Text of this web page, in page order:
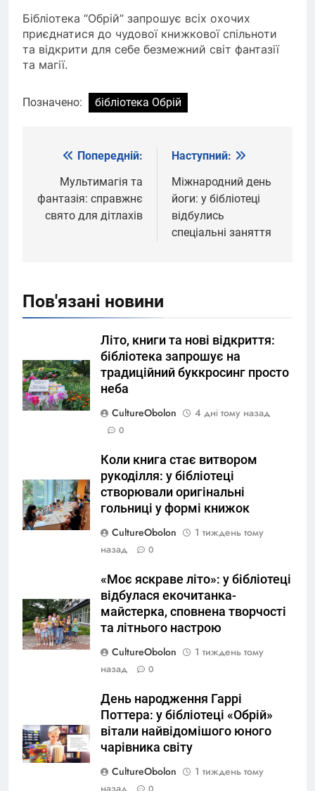
Бібліотека “Обрій” запрошує всіх охочих
приєднатися до чудової книжкової спільноти
та відкрити для себе безмежний світ фантазії
та магії.
Позначено: бібліотека Обрій
Навігація
записів
Попередній:
Мультимагія та
фантазія: справжнє
свято для дітлахів
Наступний:
Міжнародний день
йоги: у бібліотеці
відбулись
спеціальні заняття
Пов'язані новини
Літо, книги та нові відкриття:
бібліотека запрошує на
традиційний буккросинг просто
неба
CultureObolon
4 дні тому назад
0
Коли книга стає витвором
рукоділля: у бібліотеці
створювали оригінальні
гольниці у формі книжок
CultureObolon
1 тиждень тому
назад
0
«Моє яскраве літо»: у бібліотеці
відбулася екочитанка-
майстерка, сповнена творчості
та літнього настрою
CultureObolon
1 тиждень тому
назад
0
День народження Гаррі
Поттера: у бібліотеці «Обрій»
вітали найвідомішого юного
чарівника світу
CultureObolon
1 тиждень тому